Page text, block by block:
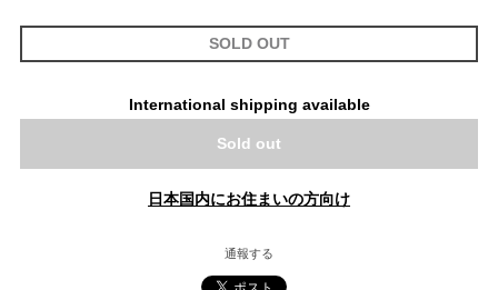
SOLD OUT
International shipping available
Sold out
日本国内にお住まいの方向け
通報する